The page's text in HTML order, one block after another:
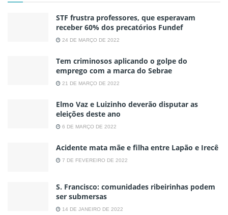
STF frustra professores, que esperavam
receber 60% dos precatórios Fundef
24 DE MARÇO DE 2022
Tem criminosos aplicando o golpe do
emprego com a marca do Sebrae
21 DE MARÇO DE 2022
Elmo Vaz e Luizinho deverão disputar as
eleições deste ano
6 DE MARÇO DE 2022
Acidente mata mãe e filha entre Lapão e Irecê
7 DE FEVEREIRO DE 2022
S. Francisco: comunidades ribeirinhas podem
ser submersas
14 DE JANEIRO DE 2022